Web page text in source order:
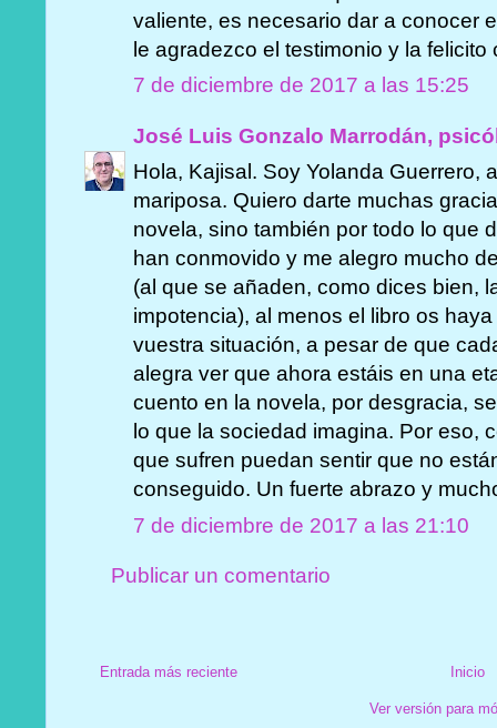
valiente, es necesario dar a conocer
le agradezco el testimonio y la felicito
7 de diciembre de 2017 a las 15:25
José Luis Gonzalo Marrodán,
Hola, Kajisal. Soy Yolanda Guerrero,
mariposa. Quiero darte muchas
novela, sino también por todo lo que
han conmovido y me alegro mucho
(al que se añaden, como dices bien,
impotencia), al menos el libro os
vuestra situación, a pesar de que
alegra ver que ahora estáis en una
cuento en la novela, por desgracia,
lo que la sociedad imagina. Por eso,
que sufren puedan sentir que no
conseguido. Un fuerte abrazo y
7 de diciembre de 2017 a las 21:10
Publicar un comentario
Entrada más reciente Inicio
Ver versión para